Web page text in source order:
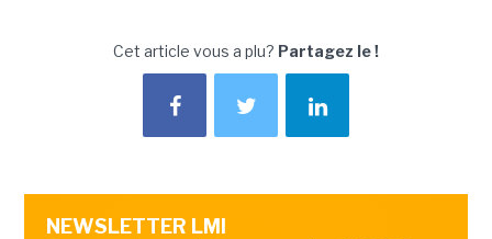
Cet article vous a plu? Partagez le !
NEWSLETTER LMI